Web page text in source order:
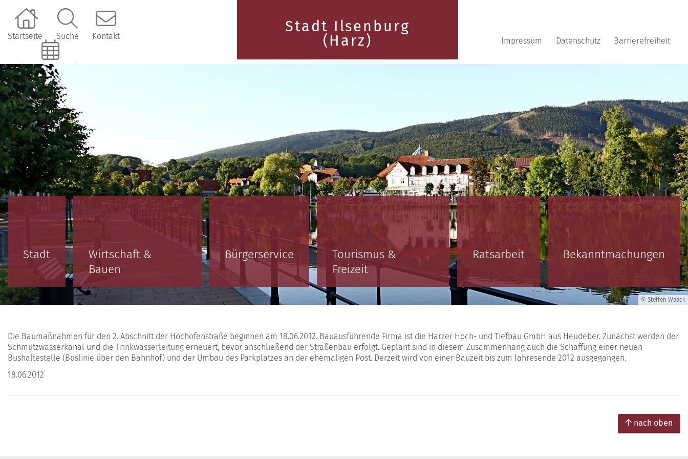
Startseite Suche Kontakt
Online-Terminbuchung
Stadt Ilsenburg
(Harz)
Impressum Datenschutz Barrierefreiheit
Stadt
Wirtschaft &
Bauen
Bürgerservice
Tourismus &
Freizeit
Ratsarbeit Bekanntmachungen
© Steffen Waack
Die Baumaßnahmen für den 2. Abschnitt der Hochofenstraße beginnen am 18.06.2012. Bauausführende Firma ist die Harzer Hoch- und Tiefbau GmbH aus Heudeber. Zunächst werden der
Schmutzwasserkanal und die Trinkwasserleitung erneuert, bevor anschließend der Straßenbau erfolgt. Geplant sind in diesem Zusammenhang auch die Schaffung einer neuen
Bushaltestelle (Buslinie über den Bahnhof) und der Umbau des Parkplatzes an der ehemaligen Post. Derzeit wird von einer Bauzeit bis zum Jahresende 2012 ausgegangen.
18.06.2012
nach oben